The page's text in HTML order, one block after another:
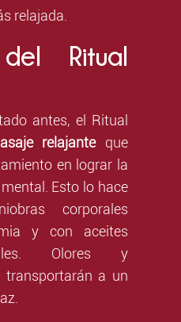
relajada.
Ritual
antes, el Ritual
relajante que
en lograr la
Esto lo hace
corporales
y con aceites
Olores y
transportarán a un